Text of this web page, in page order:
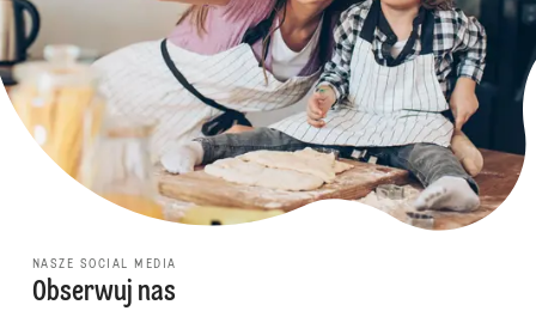
NASZE SOCIAL MEDIA
Obserwuj nas